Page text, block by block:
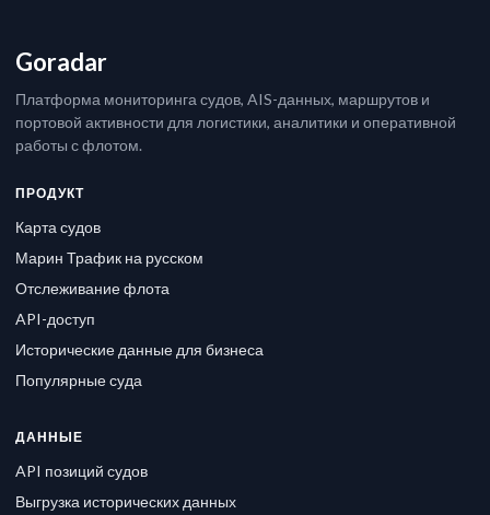
Goradar
Платформа мониторинга судов, AIS-данных, маршрутов и
портовой активности для логистики, аналитики и оперативной
работы с флотом.
ПРОДУКТ
Карта судов
Марин Трафик на русском
Отслеживание флота
API-доступ
Исторические данные для бизнеса
Популярные суда
ДАННЫЕ
API позиций судов
Выгрузка исторических данных